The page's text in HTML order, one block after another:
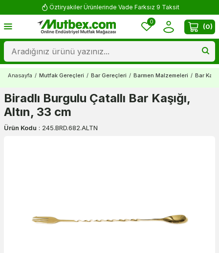
Öztiryakiler Ürünlerinde Vade Farksız 9 Taksit
0
(0)
Anasayfa / Mutfak Gereçleri / Bar Gereçleri / Barmen Malzemeleri / Bar
Biradlı Burgulu Çatallı Bar Kaşığı,
Altın, 33 cm
Ürün Kodu : 245.BRD.682.ALTN